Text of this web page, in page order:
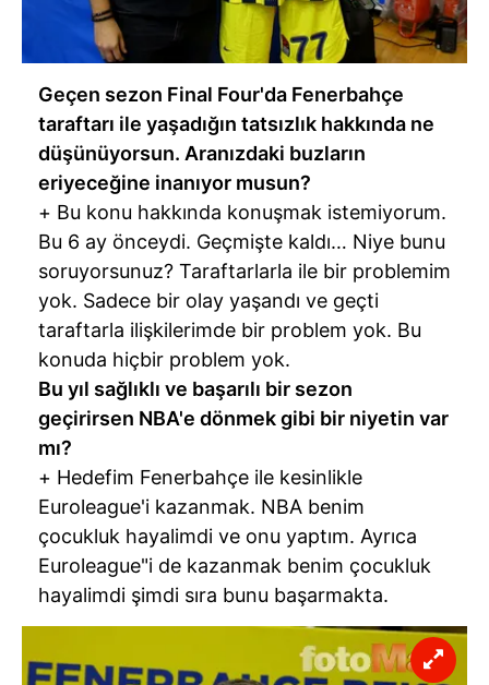
Geçen sezon Final Four'da Fenerbahçe
taraftarı ile yaşadığın tatsızlık hakkında ne
düşünüyorsun. Aranızdaki buzların
eriyeceğine inanıyor musun?
+ Bu konu hakkında konuşmak istemiyorum.
Bu 6 ay önceydi. Geçmişte kaldı… Niye bunu
soruyorsunuz? Taraftarlarla ile bir problemim
yok. Sadece bir olay yaşandı ve geçti
taraftarla ilişkilerimde bir problem yok. Bu
konuda hiçbir problem yok.
Bu yıl sağlıklı ve başarılı bir sezon
geçirirsen NBA'e dönmek gibi bir niyetin var
mı?
+ Hedefim Fenerbahçe ile kesinlikle
Euroleague'i kazanmak. NBA benim
çocukluk hayalimdi ve onu yaptım. Ayrıca
Euroleague"i de kazanmak benim çocukluk
hayalimdi şimdi sıra bunu başarmakta.